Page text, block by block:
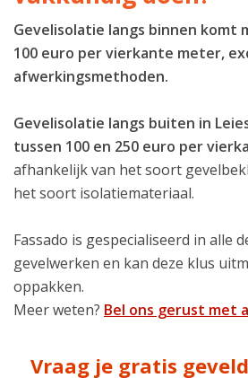
Gevelisolatie langs binnen komt
100 euro per vierkante meter,
afwerkingsmethoden.
Gevelisolatie langs buiten in
tussen 100 en 250 euro per
afhankelijk van het soort
het soort isolatiemateriaal.
Fassado is gespecialiseerd in alle
gevelwerken en kan deze klus
oppakken.
Meer weten? Bel ons gerust met
Vraag je gratis